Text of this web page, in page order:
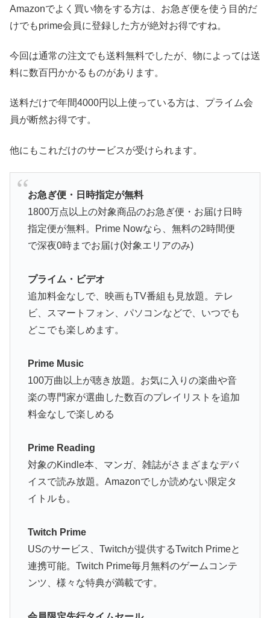
Amazonでよく買い物をする方は、お急ぎ便を使う目的だ
けでもprime会員に登録した方が絶対お得ですね。
今回は通常の注文でも送料無料でしたが、物によっては送
料に数百円かかるものがあります。
送料だけで年間4000円以上使っている方は、プライム会
員が断然お得です。
他にもこれだけのサービスが受けられます。
お急ぎ便・日時指定が無料
1800万点以上の対象商品のお急ぎ便・お届け日時
指定便が無料。Prime Nowなら、無料の2時間便
で深夜0時までお届け(対象エリアのみ)
プライム・ビデオ
追加料金なしで、映画もTV番組も見放題。テレ
ビ、スマートフォン、パソコンなどで、いつでも
どこでも楽しめます。
Prime Music
100万曲以上が聴き放題。お気に入りの楽曲や音
楽の専門家が選曲した数百のプレイリストを追加
料金なしで楽しめる
Prime Reading
対象のKindle本、マンガ、雑誌がさまざまなデバ
イスで読み放題。Amazonでしか読めない限定タ
イトルも。
Twitch Prime
USのサービス、Twitchが提供するTwitch Primeと
連携可能。Twitch Prime毎月無料のゲームコンテ
ンツ、様々な特典が満載です。